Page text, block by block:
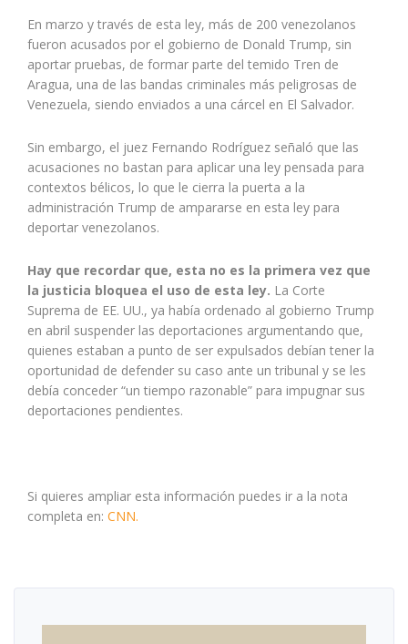
En marzo y través de esta ley, más de 200 venezolanos
fueron acusados por el gobierno de Donald Trump, sin
aportar pruebas, de formar parte del temido Tren de
Aragua, una de las bandas criminales más peligrosas de
Venezuela, siendo enviados a una cárcel en El Salvador.
Sin embargo, el juez Fernando Rodríguez señaló que las
acusaciones no bastan para aplicar una ley pensada para
contextos bélicos, lo que le cierra la puerta a la
administración Trump de ampararse en esta ley para
deportar venezolanos.
Hay que recordar que, esta no es la primera vez que
la justicia bloquea el uso de esta ley. La Corte
Suprema de EE. UU., ya había ordenado al gobierno Trump
en abril suspender las deportaciones argumentando que,
quienes estaban a punto de ser expulsados debían tener la
oportunidad de defender su caso ante un tribunal y se les
debía conceder “un tiempo razonable” para impugnar sus
deportaciones pendientes.
Si quieres ampliar esta información puedes ir a la nota
completa en: CNN.